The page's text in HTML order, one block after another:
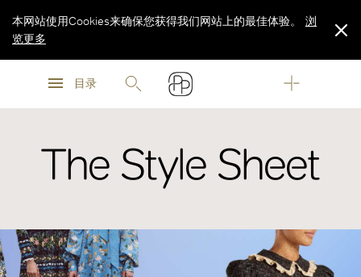
浏
目录
本网站使用Cookies来确保您获得我们网站上的最佳体验。
浏
览更多
The Style Sheet